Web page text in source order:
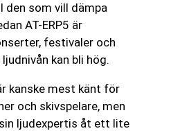
den som vill dämpa
AT-ERP5 är
festivaler och
kan bli hög.
kanske mest känt för
och skivspelare, men
ljudexpertis åt ett lite